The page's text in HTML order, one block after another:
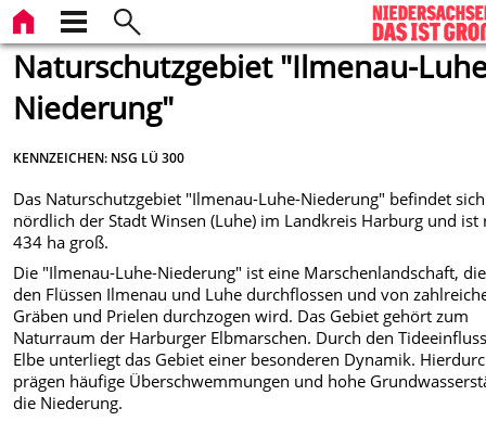
Naturschutzgebiet "Ilmenau-
Niederung"
KENNZEICHEN: NSG LÜ 300
Das Naturschutzgebiet "Ilmenau-Luhe-Niederung" befindet sich
nördlich der Stadt Winsen (Luhe) im Landkreis Harburg und ist
434 ha groß.
Die "Ilmenau-Luhe-Niederung" ist eine Marschenlandschaft,
den Flüssen Ilmenau und Luhe durchflossen und von
Gräben und Prielen durchzogen wird. Das Gebiet gehört zum
Naturraum der Harburger Elbmarschen. Durch den
Elbe unterliegt das Gebiet einer besonderen Dynamik.
prägen häufige Überschwemmungen und hohe
die Niederung.